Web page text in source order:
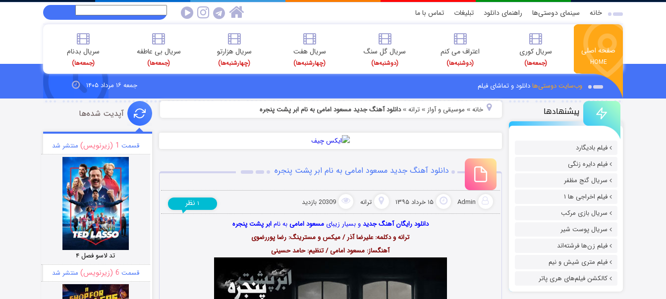
خانه سینمای دوستی‌ها راهنمای دانلود تبلیغات تماس با ما
صفحه اصلی
HOME
سریال کوری
(جمعه‌ها)
اعتراف می کنم
(دوشنبه‌ها)
سریال گل سنگ
(دوشنبه‌ها)
سریال هفت
(چهارشنبه‌ها)
سریال هزارتو
(چهارشنبه‌ها)
سریال بی عاطفه
(جمعه‌ها)
سریال بدنام
(جمعه‌ها)
وب‌سایت دوستی‌هادانلود و تماشای فیلم جمعه ۱۶ مرداد ۱۴۰۵
پیشنهادها
فیلم بادیگارد
فیلم دایره زنگی
سریال گنج مظفر
فیلم اخراجی ها ۱
سریال بازی مرکب
سریال پوست شیر
فیلم زن‌ها فرشته‌اند
فیلم متری شیش و نیم
کالکشن فیلم‌های هری پاتر
خانه» موسیقی و آواز » ترانه»دانلود آهنگ جدید مسعود امامی به نام ابر پشت پنجره
دانلود آهنگ جدید مسعود امامی به نام ابر پشت پنجره
Admin ۱۵ خرداد ۱۳۹۵ ترانه 20309 بازدید ۱ نظر
دانلود رایگان آهنگ جدیدو بسیار زیبایمسعود امامیبه نامابر پشت پنجره
ترانه و دکلمه: علیرضا آذر / میکس و مسترینگ: رضا پوررضوی
آهنگساز: مسعود امامی / تنظیم: حامد حسینی
آپدیت شده‌ها
قسمت 1 (زیرنویس) منتشر شد
تد لاسو فصل ۴
قسمت 6 (زیرنویس) منتشر شد